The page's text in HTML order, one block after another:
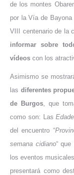
de los montes
por la Vía de
VIII centenario de la
informar sobre
vídeos con los
Asimismo se
las diferentes
de Burgos, que
como son: Las
del encuentro “
semana cidiano“
los eventos
presentará como